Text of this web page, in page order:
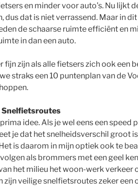
en minder voor auto’s. Nu lijkt
dus dat is niet verrassend. Maar in
de schaarse ruimte efficiënt en
in dan een auto.
fijn zijn als alle fietsers zich ook een
straks een 10 puntenplan van de
Snelfietsroutes
idee. Als je wel eens een
je dat het snelheidsverschil groot
is daarom in mijn optiek ook te
als brommers met een geel
het milieu het woon-werk verkeer
zijn veilige snelfietsroutes zeker